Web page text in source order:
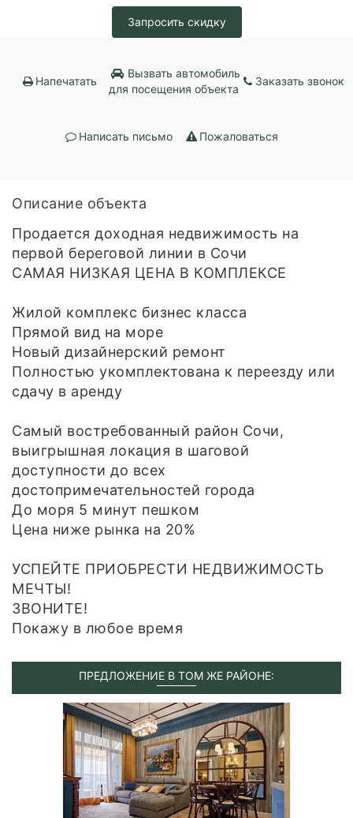
Запросить скидку
Напечатать
Вызвать автомобиль
для посещения объекта
Заказать звонок
Написать письмо Пожаловаться
Описание объекта
Продается доходная недвижимость на
первой береговой линии в Сочи
САМАЯ НИЗКАЯ ЦЕНА В КОМПЛЕКСЕ
Жилой комплекс бизнес класса
Прямой вид на море
Новый дизайнерский ремонт
Полностью укомплектована к переезду или
сдачу в аренду
Самый востребованный район Сочи,
выигрышная локация в шаговой
доступности до всех
достопримечательностей города
До моря 5 минут пешком
Цена ниже рынка на 20%
УСПЕЙТЕ ПРИОБРЕСТИ НЕДВИЖИМОСТЬ
МЕЧТЫ!
ЗВОНИТЕ!
Покажу в любое время
ПРЕДЛОЖЕНИЕ В ТОМ ЖЕ РАЙОНЕ: